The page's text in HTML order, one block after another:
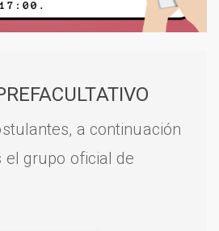
a continuación
grupo oficial de